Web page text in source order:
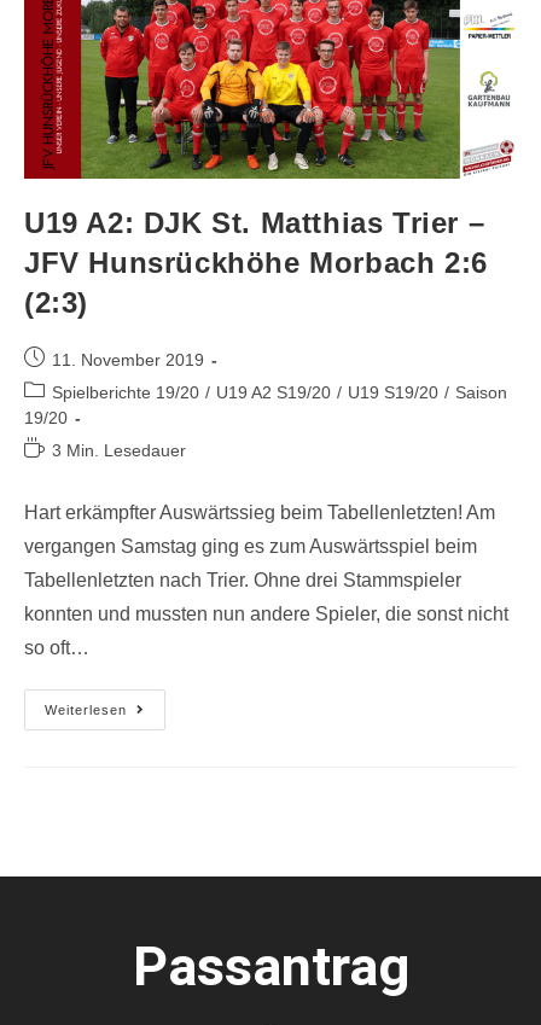
U19 A2: DJK St. Matthias Trier –
JFV Hunsrückhöhe Morbach 2:6
(2:3)
11. November 2019
Spielberichte 19/20 / U19 A2 S19/20 / U19 S19/20 / Saison
19/20
3 Min. Lesedauer
Hart erkämpfter Auswärtssieg beim Tabellenletzten! Am
vergangen Samstag ging es zum Auswärtsspiel beim
Tabellenletzten nach Trier. Ohne drei Stammspieler
konnten und mussten nun andere Spieler, die sonst nicht
so oft…
Weiterlesen
Passantrag